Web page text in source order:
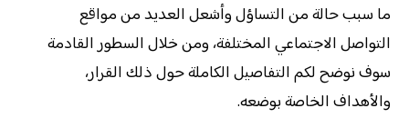
ما سبب حالة من التساؤل وأشعل العديد من مواقع
التواصل الاجتماعي المختلفة، ومن خلال السطور القادمة
سوف نوضح لكم التفاصيل الكاملة حول ذلك القرار،
والأهداف الخاصة بوضعه.